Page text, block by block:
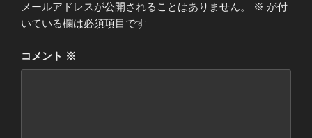
メールアドレスが公開されることはありません。 ※ が付
いている欄は必須項目です
コメント ※